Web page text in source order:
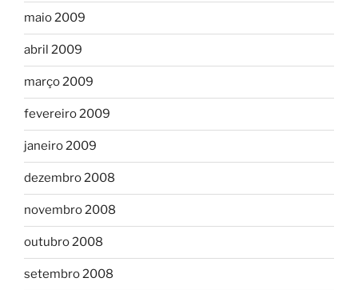
maio 2009
abril 2009
março 2009
fevereiro 2009
janeiro 2009
dezembro 2008
novembro 2008
outubro 2008
setembro 2008